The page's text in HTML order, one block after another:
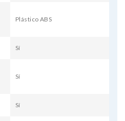
Plástico ABS
Sí
Sí
Sí